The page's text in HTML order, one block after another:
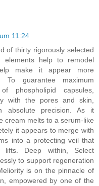
11:24
of thirty rigorously selected
elements help to remodel
make it appear more
To guarantee maximum
phospholipid capsules,
with the pores and skin,
absolute precision. As it
cream melts to a serum-like
it appears to merge with
into a protecting veil that
lifts. Deep within, Select
to support regeneration
is on the pinnacle of
empowered by one of the